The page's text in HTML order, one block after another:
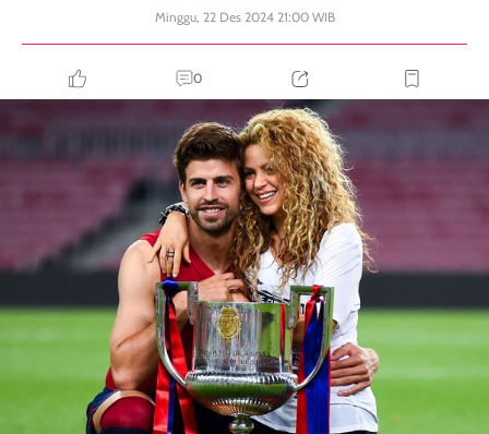
Minggu, 22 Des 2024 21:00 WIB
0